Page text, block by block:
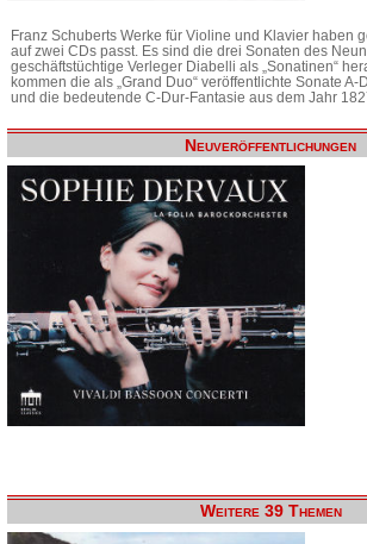
Franz Schuberts Werke für Violine und Klavier haben
auf zwei CDs passt. Es sind die drei Sonaten des
geschäftstüchtige Verleger Diabelli als „Sonatinen“
kommen die als „Grand Duo“ veröffentlichte Sonate A-
und die bedeutende C-Dur-Fantasie aus dem Jahr
Neuveröffentlichungen
Weitere 39 Themen